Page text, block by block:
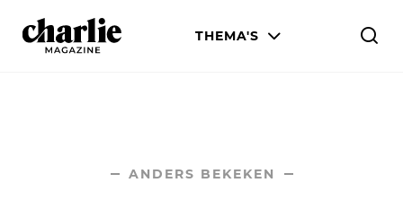
THEMA'S
LIJF & STIJL
ANDERS BEKEKEN